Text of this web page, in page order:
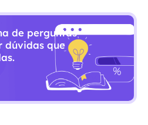
de perguntas
dúvidas que